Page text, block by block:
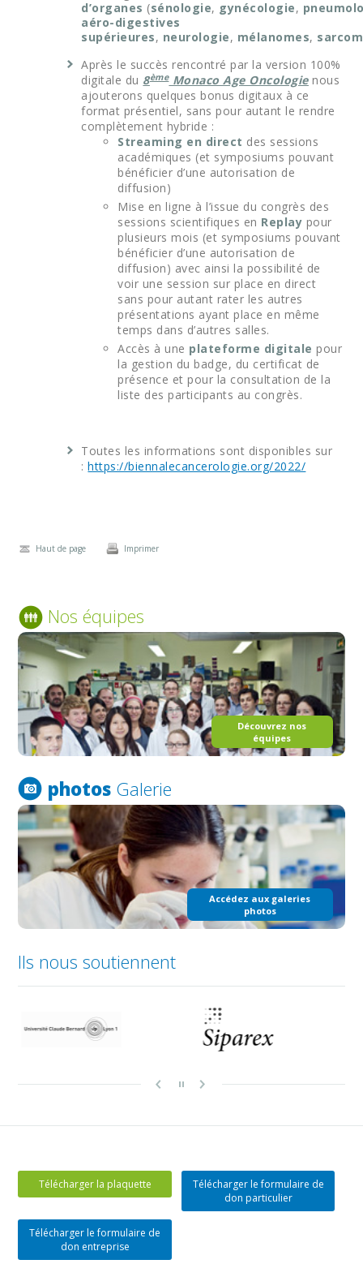
d’organes (sénologie, gynécologie,
aéro-digestives
supérieures, neurologie, mélanomes,
Après le succès rencontré par la version 100%
digitale du 8èmeMonaco Age Oncologienous
ajouterons quelques bonus digitaux à ce
format présentiel, sans pour autant le rendre
complètement hybride :
Streaming en direct des sessions
académiques (et symposiums pouvant
bénéficier d’une autorisation de
diffusion)
Mise en ligne à l’issue du congrès des
sessions scientifiques en Replay pour
plusieurs mois (et symposiums pouvant
bénéficier d’une autorisation de
diffusion) avec ainsi la possibilité de
voir une session sur place en direct
sans pour autant rater les autres
présentations ayant place en même
temps dans d’autres salles.
Accès à une plateforme digitale pour
la gestion du badge, du certificat de
présence et pour la consultation de la
liste des participants au congrès.
Toutes les informations sont disponibles sur
:https://biennalecancerologie.org/2022/
Haut de page Imprimer
Nos équipes
Découvrez nos
équipes
photos Galerie
Accédez aux galeries
photos
Ils nous soutiennent
Télécharger la plaquette
Télécharger le formulaire de
don particulier
Télécharger le formulaire de
don entreprise